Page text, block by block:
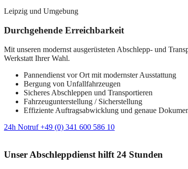
Leipzig und Umgebung
Durchgehende Erreichbarkeit
Mit unseren modernst ausgerüsteten Abschlepp- und
Werkstatt Ihrer Wahl.
Pannendienst vor Ort mit modernster Ausstattung
Bergung von Unfallfahrzeugen
Sicheres Abschleppen und Transportieren
Fahrzeugunterstellung / Sicherstellung
Effiziente Auftragsabwicklung und genaue
24h Notruf +49 (0) 341 600 586 10
Unser Abschleppdienst hilft 24 Stunden